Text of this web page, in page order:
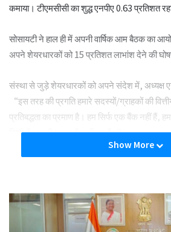
कमाया। टीएमसीसी का शुद्ध एनपीए 0.63 प्रतिशत
सोसायटी ने हाल ही में अपनी वार्षिक आम बैठक का
अपने शेयरधारकों को 15 प्रतिशत लाभांश देने की
संस्था से जुड़े शेयरधारकों को अपने संदेश में, अध्यक्ष
“इस तरह की प्रगति हमारे सदस्यों/ग्राहकों की
प्रतिबद्धता का प्रमाण है। हम सिर्फ एक बैंक नहीं हैं,
दिशा में आपकी यात्रा में भागीदार हैं।”
शाखाओं का विस्तार करने पर विचार कर रहा है।
वित्तीय गतिविधियों को उपयोगकर्ता के अनुकूल बनाने
Show More